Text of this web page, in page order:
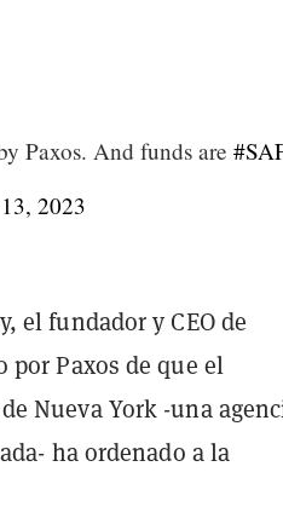
Paxos. And funds are
2023
el fundador y CEO de
por Paxos de que el
Nueva York -una
ha ordenado a la